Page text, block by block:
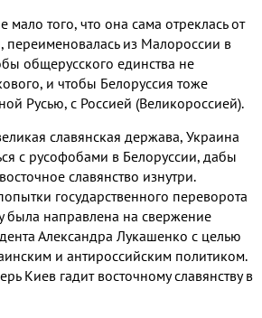
мало того, что она сама отреклась от
, переименовалась из Малороссии в
общерусского единства не
, и чтобы Белоруссия тоже
Русью, с Россией (Великороссией).
славянская держава, Украина
с русофобами в Белоруссии, дабы
славянство изнутри.
государственного переворота
была направлена на свержение
Александра Лукашенко с целью
и антироссийским политиком.
Киев гадит восточному славянству в